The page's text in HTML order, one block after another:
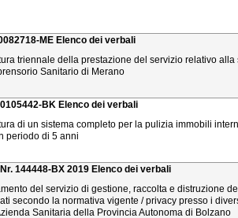
ME Elenco dei verbali
triennale della prestazione del servizio relativo
Sanitario di Merano
BK Elenco dei verbali
di un sistema completo per la pulizia immobili
periodo di 5 anni
144448-BX 2019 Elenco dei verbali
del servizio di gestione, raccolta e distruzione
secondo la normativa vigente / privacy presso i
Sanitaria della Provincia Autonoma di Bolzano